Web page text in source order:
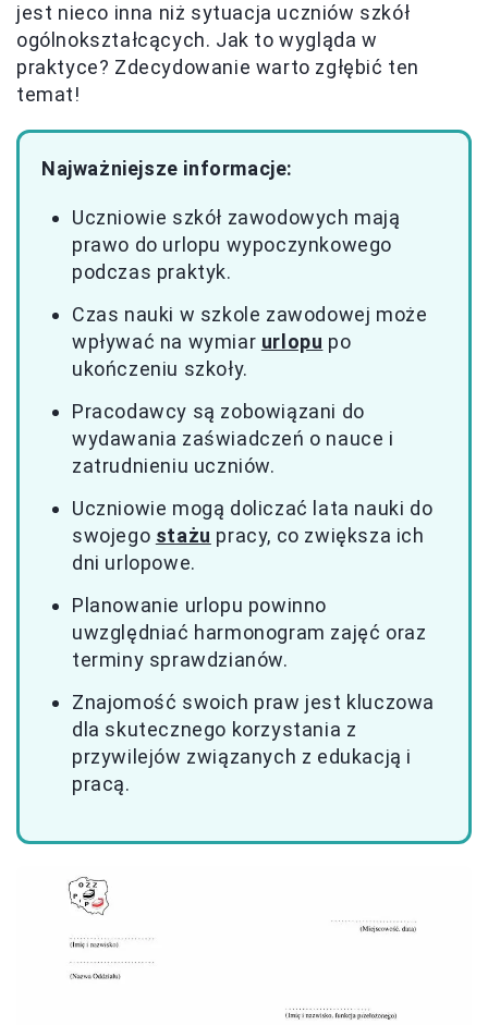
jest nieco inna niż sytuacja uczniów szkół
ogólnokształcących. Jak to wygląda w
praktyce? Zdecydowanie warto zgłębić ten
temat!
Najważniejsze informacje:
Uczniowie szkół zawodowych mają
prawo do urlopu wypoczynkowego
podczas praktyk.
Czas nauki w szkole zawodowej może
wpływać na wymiar urlopu po
ukończeniu szkoły.
Pracodawcy są zobowiązani do
wydawania zaświadczeń o nauce i
zatrudnieniu uczniów.
Uczniowie mogą doliczać lata nauki do
swojego stażu pracy, co zwiększa ich
dni urlopowe.
Planowanie urlopu powinno
uwzględniać harmonogram zajęć oraz
terminy sprawdzianów.
Znajomość swoich praw jest kluczowa
dla skutecznego korzystania z
przywilejów związanych z edukacją i
pracą.